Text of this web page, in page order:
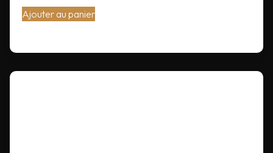
Ajouter au panier